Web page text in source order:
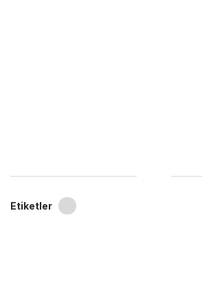
Etiketler